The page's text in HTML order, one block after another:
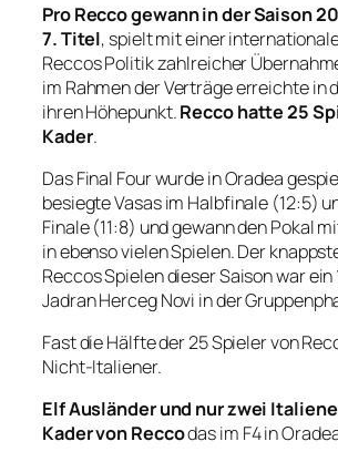
Pro Recco gewann in der Saison
7. Titel, spielt mit einer
Reccos Politik zahlreicher
im Rahmen der Verträge erreichte in
ihren Höhepunkt.Recco hatte 25
Kader.
Das Final Four wurde in Oradea
besiegte Vasas im Halbfinale (12:5)
Finale (11:8) und gewann den Pokal
in ebenso vielen Spielen. Der
Reccos Spielen dieser Saison war
Jadran Herceg Novi in ​​der
Fast die Hälfte der 25 Spieler von
Nicht-Italiener.
Elf Ausländer und nur zwei
Kader von Reccodas im F4 in